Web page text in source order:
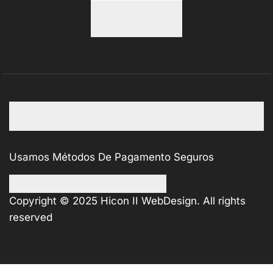
Usamos Métodos De Pagamento Seguros
Copyright © 2025 Hicon II WebDesign. All rights
reserved